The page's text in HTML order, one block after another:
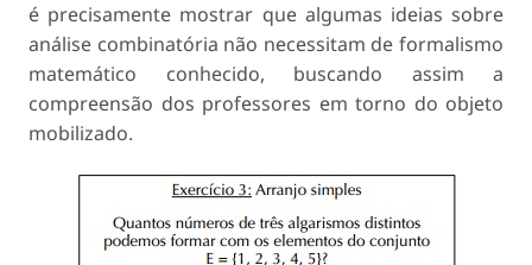
é precisamente mostrar que algumas ideias sobre
análise combinatória não necessitam de formalismo
matemático conhecido, buscando assim a
compreensão dos professores em torno do objeto
mobilizado.